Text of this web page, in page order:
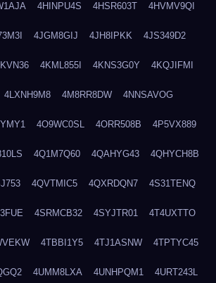
4HINPU4S 4HSR603T 4HVMV9QI
4JGM8GIJ 4JH8IPKK 4JS349D2
4KML855I 4KNS3G0Y 4KQJIFMI
4LXNH9M8 4M8RR8DW 4NNSAVOG
4O9WC0SL 4ORR508B 4P5VX889
4Q1M7Q60 4QAHYG43 4QHYCH8B
4QVTMIC5 4QXRDQN7 4S31TENQ
4SRMCB32 4SYJTR01 4T4UXTTO
4TBBI1Y5 4TJ1ASNW 4TPTYC45
4UMM8LXA 4UNHPQM1 4URT243L